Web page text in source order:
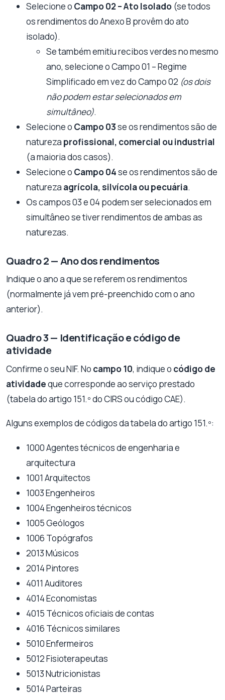
Selecione o Campo 02 – Ato Isolado (se todos
os rendimentos do Anexo B provêm do ato
isolado).
Se também emitiu recibos verdes no mesmo
ano, selecione o Campo 01 – Regime
Simplificado em vez do Campo 02 (os dois
não podem estar selecionados em
simultâneo).
Selecione o Campo 03se os rendimentos são de
natureza profissional, comercial ou industrial
(a maioria dos casos).
Selecione o Campo 04se os rendimentos são de
natureza agrícola, silvícola ou pecuária.
Os campos 03 e 04 podem ser selecionados em
simultâneo se tiver rendimentos de ambas as
naturezas.
Quadro 2 — Ano dos rendimentos
Indique o ano a que se referem os rendimentos
(normalmente já vem pré-preenchido com o ano
anterior).
Quadro 3 — Identificação e código de
atividade
Confirme o seu NIF. No campo 10, indique o código de
atividadeque corresponde ao serviço prestado
(tabela do artigo 151.º do CIRS ou código CAE).
Alguns exemplos de códigos da tabela do artigo 151.º:
1000 Agentes técnicos de engenharia e
arquitectura
1001 Arquitectos
1003 Engenheiros
1004 Engenheiros técnicos
1005 Geólogos
1006 Topógrafos
2013 Músicos
2014 Pintores
4011 Auditores
4014 Economistas
4015 Técnicos oficiais de contas
4016 Técnicos similares
5010 Enfermeiros
5012 Fisioterapeutas
5013 Nutricionistas
5014 Parteiras